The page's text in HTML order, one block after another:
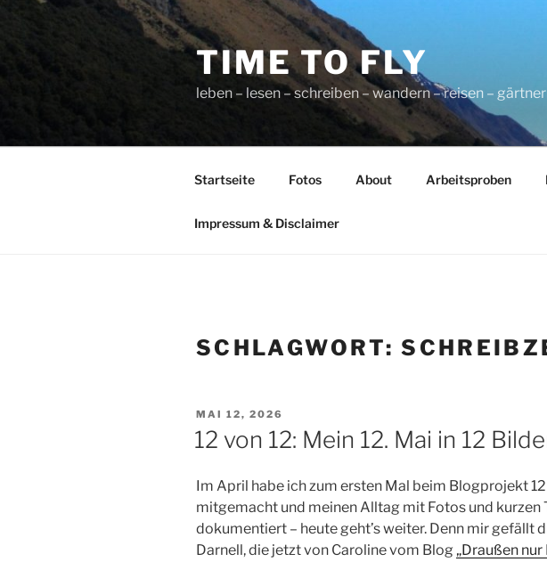
springen
TIME TO FLY
leben – lesen – schreiben – wandern – reisen –
Startseite Fotos About Arbeitsproben
Impressum & Disclaimer
SCHLAGWORT:
VERÖFFENTLICHT
AM
MAI 12, 2026
12 von 12: Mein 12. Mai in 12
Im April habe ich zum ersten Mal beim Blogprojekt 12
mitgemacht und meinen Alltag mit Fotos und kurzen
dokumentiert – heute geht’s weiter. Denn mir gefällt
Darnell, die jetzt von Caroline vom Blog „Draußen nur